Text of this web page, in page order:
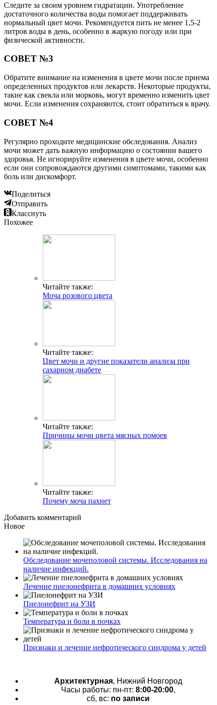
Следите за своим уровнем гидратации. Употребление
достаточного количества воды помогает поддерживать
нормальный цвет мочи. Рекомендуется пить не менее 1,5-2
литров воды в день, особенно в жаркую погоду или при
физической активности.
СОВЕТ №3
Обратите внимание на изменения в цвете мочи после приема
определенных продуктов или лекарств. Некоторые продукты,
такие как свекла или морковь, могут временно изменить цвет
мочи. Если изменения сохраняются, стоит обратиться к врачу.
СОВЕТ №4
Регулярно проходите медицинские обследования. Анализ
мочи может дать важную информацию о состоянии вашего
здоровья. Не игнорируйте изменения в цвете мочи, особенно
если они сопровождаются другими симптомами, такими как
боль или дискомфорт.
Поделиться
Отправить
Класснуть
Похожее
Читайте также:
Моча розового цвета
Читайте также:
Цвет мочи и другие показатели анализа при
сахарном диабете
Читайте также:
Причины мочи цвета мясных помоев
Читайте также:
Почему моча пахнет
Добавить комментарий
Новое
Обследование мочеполовой системы. Исследования на
наличие инфекций.
Лечение пиелонефрита в домашних условиях
Пиелонефрит на УЗИ
Температура и боли в почках
Признаки и лечение нефротического синдрома у детей
Архитектурная, Нижний Новгород
Часы работы: пн-пт: 8:00-20:00,
сб, вс: по записи